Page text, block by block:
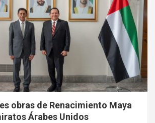
obras de Renacimiento Maya
Árabes Unidos